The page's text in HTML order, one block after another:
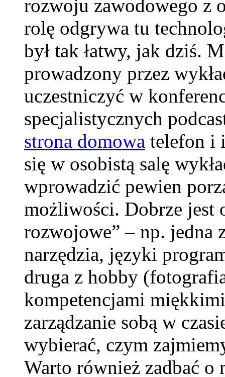
rozwoju zawodowego z
rolę odgrywa tu
był tak łatwy, jak dziś.
prowadzony przez
uczestniczyć w
specjalistycznych
strona domowa telefon i
się w osobistą salę
wprowadzić pewien
możliwości. Dobrze jest
rozwojowe” – np. jedna
narzędzia, języki
druga z hobby
kompetencjami
zarządzanie sobą w
wybierać, czym
Warto również zadbać